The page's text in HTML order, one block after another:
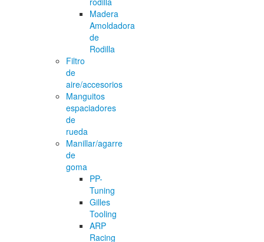
Madera
Amoldadora
de
Rodilla
Filtro
de
aire/accesorios
Manguitos
espaciadores
de
rueda
Manillar/agarre
de
goma
PP-
Tuning
Gilles
Tooling
ARP
Racing